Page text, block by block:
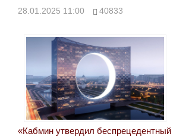
28.01.2025 11:00 40833
«Кабмин утвердил беспрецедентный